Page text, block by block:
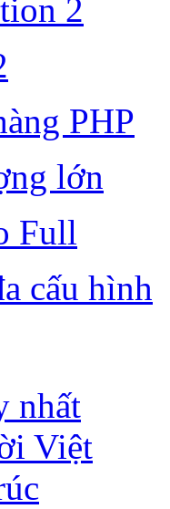
2
PHP
lớn
Full
cấu hình
nhất
Việt